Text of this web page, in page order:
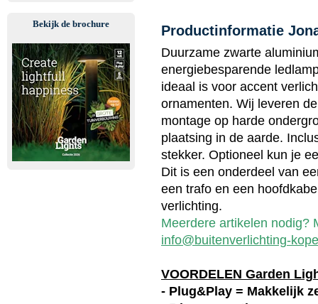
Bekijk de brochure Productinformatie
Duurzame zwarte
energiebesparende
ideaal is voor accent
ornamenten. Wij leveren
montage op harde
plaatsing in de aarde.
stekker. Optioneel kun je
Dit is een onderdeel van
een trafo en een
verlichting.
Meerdere artikelen nodig?
info@buitenverlichting-
VOORDELEN Garden
- Plug&Play = Makkelijk